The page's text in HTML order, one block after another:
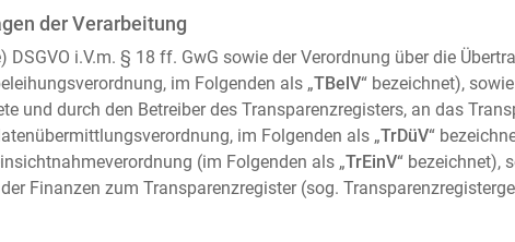
der Verarbeitung
DSGVO i.V.m. § 18 ff. GwG sowie der Verordnung über die
im Folgenden als „TBelV“ bezeichnet),
und durch den Betreiber des Transparenzregisters, an das
im Folgenden als „TrDüV“
(im Folgenden als „TrEinV“ bezeichnet),
Finanzen zum Transparenzregister (sog.